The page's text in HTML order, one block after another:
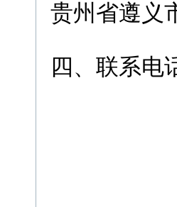
贵州省遵义
四、联系电